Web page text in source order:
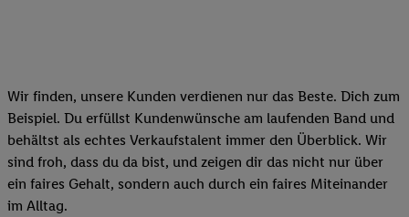
Wir finden, unsere Kunden verdienen nur das Beste. Dich zum
Beispiel. Du erfüllst Kundenwünsche am laufenden Band und
behältst als echtes Verkaufstalent immer den Überblick. Wir
sind froh, dass du da bist, und zeigen dir das nicht nur über
ein faires Gehalt, sondern auch durch ein faires Miteinander
im Alltag.